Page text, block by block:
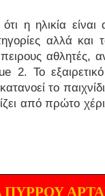
ότι η ηλικία
αλλά και
αθλητές,
2. Το
το
από πρώτο
ΠΥΡΡΟΥ